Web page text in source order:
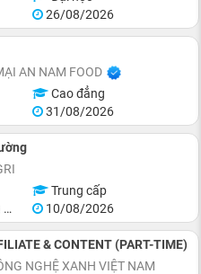
26/08/2026
AN NAM FOOD
Cao đẳng
31/08/2026
Trung cấp
10/08/2026
& CONTENT (PART-TIME)
NGHỆ XANH VIỆT NAM